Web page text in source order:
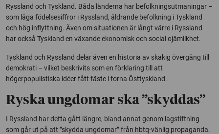
Ryssland och Tyskland. Båda länderna har befolkningsutmaningar –
som låga födelsesiffror i Ryssland, åldrande befolkning i Tyskland
och hög inflyttning. Även om situationen är långt värre i Ryssland
har också Tyskland en växande ekonomisk och social ojämlikhet.
Tyskland och Ryssland delar även en historia av skakig övergång till
demokrati – vilket beskrivits som en förklaring till att
högerpopulistiska idéer fått fäste i forna Östtyskland.
Ryska ungdomar ska ”skyddas”
I Ryssland har detta gått längre, bland annat genom lagstiftning
som går ut på att ”skydda ungdomar” från hbtq-vänlig propaganda.